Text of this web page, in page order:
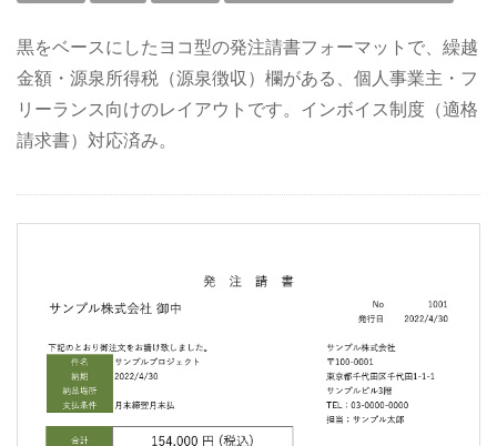
黒をベースにしたヨコ型の発注請書フォーマットで、繰越
金額・源泉所得税（源泉徴収）欄がある、個人事業主・フ
リーランス向けのレイアウトです。インボイス制度（適格
請求書）対応済み。